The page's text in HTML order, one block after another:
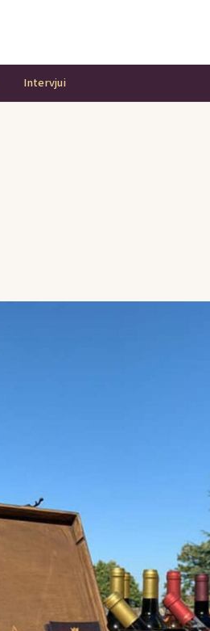
Intervjui